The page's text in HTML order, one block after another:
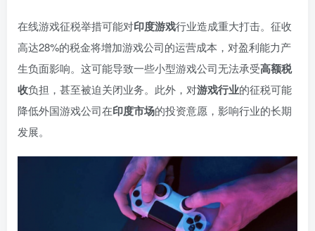
在线游戏征税举措可能对印度游戏行业造成重大打击。征收
高达28%的税金将增加游戏公司的运营成本，对盈利能力产
生负面影响。这可能导致一些小型游戏公司无法承受高额税
收负担，甚至被迫关闭业务。此外，对游戏行业的征税可能
降低外国游戏公司在印度市场的投资意愿，影响行业的长期
发展。